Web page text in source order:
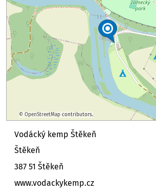
© OpenStreetMap contributors.
Vodácký kemp Štěkeň
Štěkeň
387 51 Štěkeň
www.vodackykemp.cz